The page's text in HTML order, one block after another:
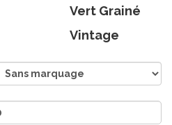
Vert Grainé
Vintage